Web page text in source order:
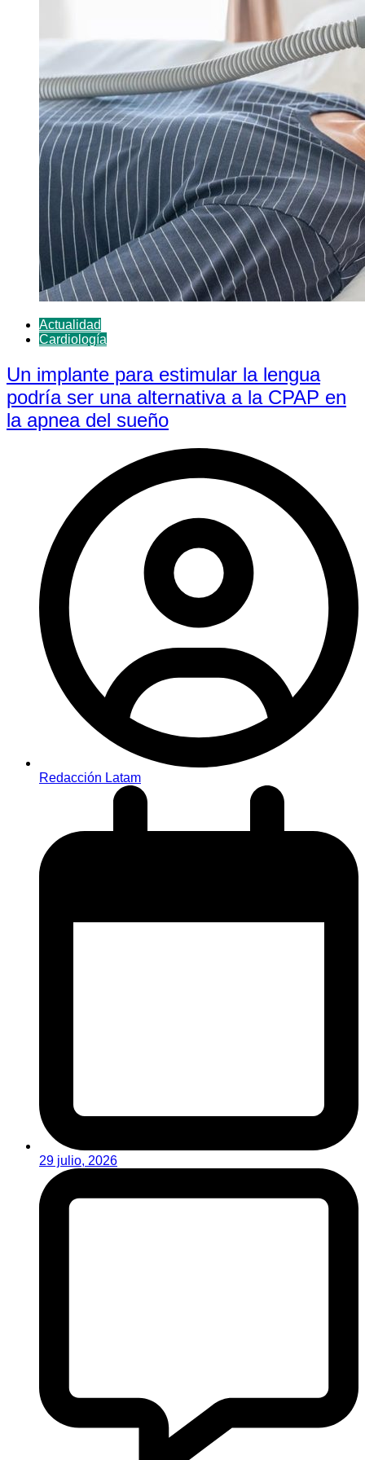
Actualidad
Cardiología
Un implante para estimular la lengua
podría ser una alternativa a la CPAP en
la apnea del sueño
Redacción Latam
29 julio, 2026